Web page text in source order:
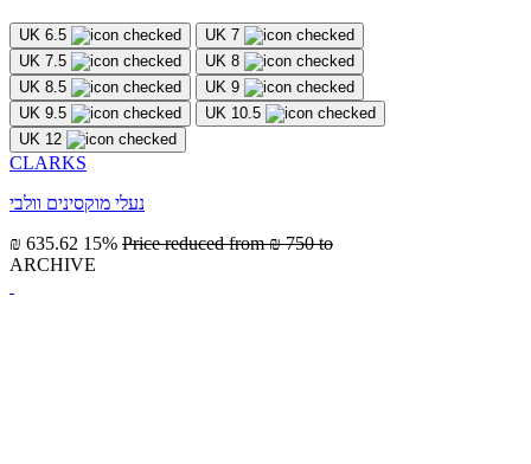
UK 6.5
UK 7
UK 7.5
UK 8
UK 8.5
UK 9
UK 9.5
UK 10.5
UK 12
CLARKS
נעלי מוקסינים וולבי
₪ 635.62 15% Price reduced from₪ 750 to
ARCHIVE